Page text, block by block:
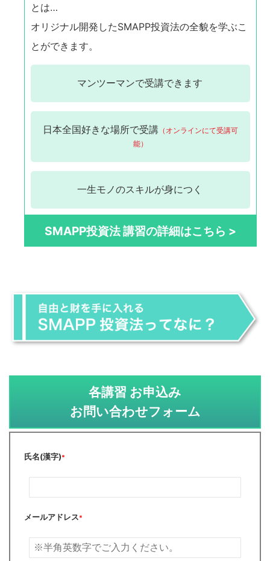
とは…
オリジナル開発したSMAPP投資法の全貌を学ぶこ
とができます。
マンツーマンで受講できます
日本全国好きな場所で受講 （オンラインにて受講可
能）
一生モノのスキルが身につく
SMAPP投資法 講習の詳細はこちら >
各講習 お申込み
お問い合わせフォーム
氏名(漢字)*
メールアドレス*